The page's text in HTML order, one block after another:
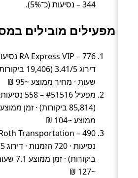
– 344 נסיעות (כ־5%).
מפעילים מובילים
שעות · מחיר ממוצע ~95 ₪
ממוצע ~104 ₪
Transportation – 490
~127 ₪